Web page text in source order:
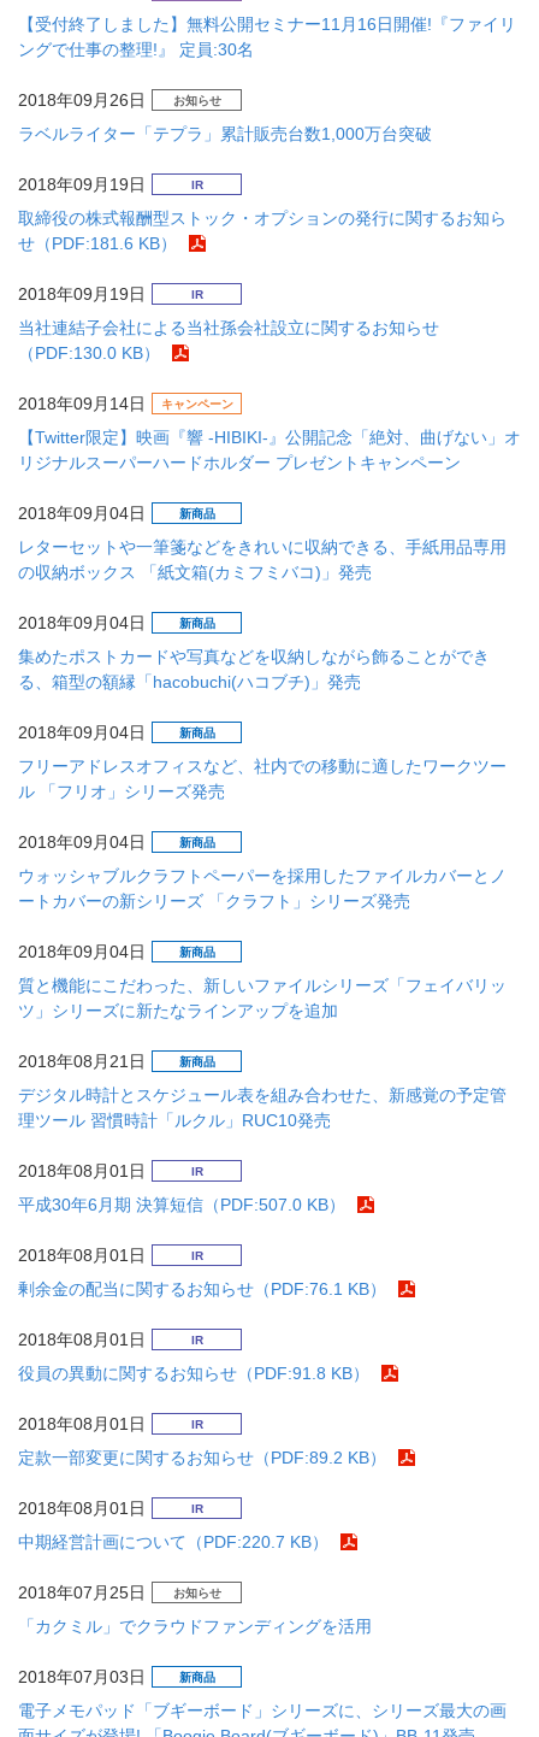
【受付終了しました】無料公開セミナー11月16日開催!『ファイリ
ングで仕事の整理!』 定員:30名
2018年09月26日 お知らせ
ラベルライター「テプラ」累計販売台数1,000万台突破
2018年09月19日 IR
取締役の株式報酬型ストック・オプションの発行に関するお知ら
せ（PDF:181.6 KB）
2018年09月19日 IR
当社連結子会社による当社孫会社設立に関するお知らせ
（PDF:130.0 KB）
2018年09月14日 キャンペーン
【Twitter限定】映画『響 -HIBIKI-』公開記念「絶対、曲げない」オ
リジナルスーパーハードホルダー プレゼントキャンペーン
2018年09月04日 新商品
レターセットや一筆箋などをきれいに収納できる、手紙用品専用
の収納ボックス 「紙文箱(カミフミバコ)」発売
2018年09月04日 新商品
集めたポストカードや写真などを収納しながら飾ることができ
る、箱型の額縁「hacobuchi(ハコブチ)」発売
2018年09月04日 新商品
フリーアドレスオフィスなど、社内での移動に適したワークツー
ル 「フリオ」シリーズ発売
2018年09月04日 新商品
ウォッシャブルクラフトペーパーを採用したファイルカバーとノ
ートカバーの新シリーズ 「クラフト」シリーズ発売
2018年09月04日 新商品
質と機能にこだわった、新しいファイルシリーズ「フェイバリッ
ツ」シリーズに新たなラインアップを追加
2018年08月21日 新商品
デジタル時計とスケジュール表を組み合わせた、新感覚の予定管
理ツール 習慣時計「ルクル」RUC10発売
2018年08月01日 IR
平成30年6月期 決算短信（PDF:507.0 KB）
2018年08月01日 IR
剰余金の配当に関するお知らせ（PDF:76.1 KB）
2018年08月01日 IR
役員の異動に関するお知らせ（PDF:91.8 KB）
2018年08月01日 IR
定款一部変更に関するお知らせ（PDF:89.2 KB）
2018年08月01日 IR
中期経営計画について（PDF:220.7 KB）
2018年07月25日 お知らせ
「カクミル」でクラウドファンディングを活用
2018年07月03日 新商品
電子メモパッド「ブギーボード」シリーズに、シリーズ最大の画